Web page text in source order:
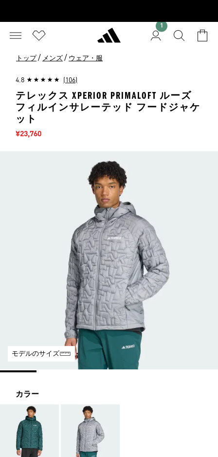
1
トップ / メンズ / ウェア・服
4.8 (106)
テレックス XPERIOR PRIMALOFT ルーズ
フィルインサレーテッド フードジャケ
ット
セール価格
¥23,760
モデルのサイズ
カラー